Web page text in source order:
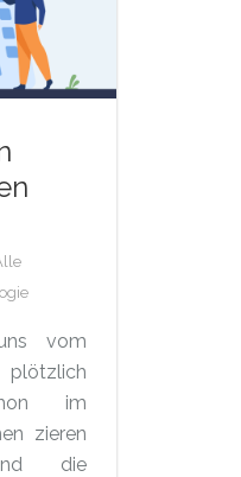
vom
plötzlich
im
zieren
die